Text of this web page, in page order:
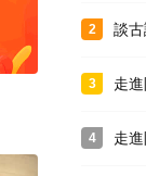
2 談
3 走
4 走